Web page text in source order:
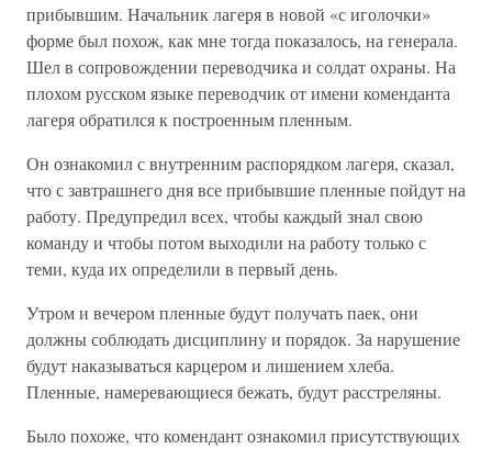
прибывшим. Начальник лагеря в новой «с иголочки»
форме был похож, как мне тогда показалось, на генерала.
Шел в сопровождении переводчика и солдат охраны. На
плохом русском языке переводчик от имени коменданта
лагеря обратился к построенным пленным.
Он ознакомил с внутренним распорядком лагеря, сказал,
что с завтрашнего дня все прибывшие пленные пойдут на
работу. Предупредил всех, чтобы каждый знал свою
команду и чтобы потом выходили на работу только с
теми, куда их определили в первый день.
Утром и вечером пленные будут получать паек, они
должны соблюдать дисциплину и порядок. За нарушение
будут наказываться карцером и лишением хлеба.
Пленные, намеревающиеся бежать, будут расстреляны.
Было похоже, что комендант ознакомил присутствующих